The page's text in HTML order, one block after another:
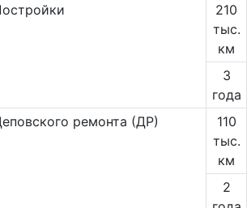
210
тыс.
км
3
года
ремонта (ДР)
110
тыс.
км
2